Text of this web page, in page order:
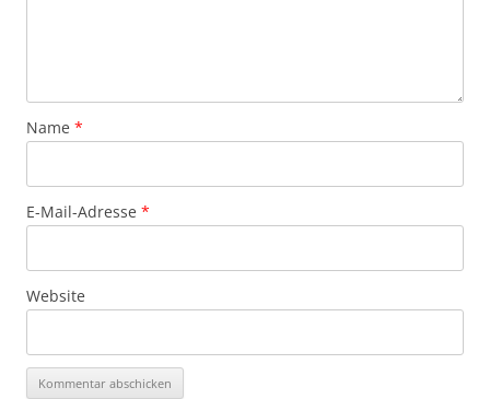
Name *
E-Mail-Adresse *
Website